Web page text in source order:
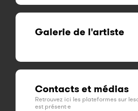
Galerie de l'artiste
Contacts et médias
Retrouvez ici les plateformes sur
est présent·e